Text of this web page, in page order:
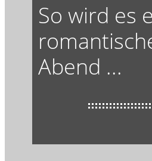
So wird es
Abend ...